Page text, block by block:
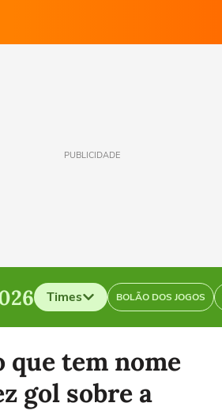
PUBLICIDADE
Times BOLÃO DOS JOGOS
que tem nome
gol sobre a